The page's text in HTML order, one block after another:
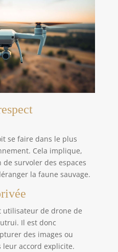
se faire dans le plus
Cela implique,
survoler des espaces
la faune sauvage.
de drone de
Il est donc
des images ou
leur accord explicite.